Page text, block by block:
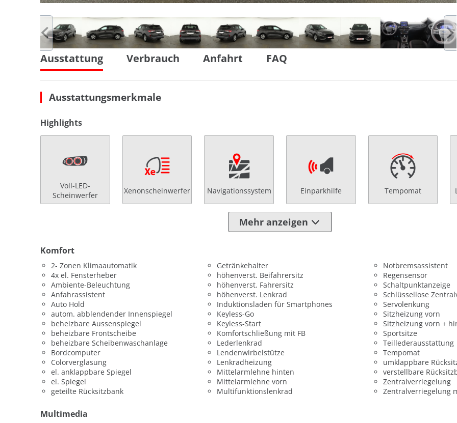
Ausstattung Verbrauch Anfahrt FAQ
Ausstattungsmerkmale
Highlights
Voll-LED-
Scheinwerfer
Xenonscheinwerfer Navigationssystem Einparkhilfe Tempomat
Mehr anzeigen
Komfort
2- Zonen Klimaautomatik
4x el. Fensterheber
Ambiente-Beleuchtung
Anfahrassistent
Auto Hold
autom. abblendender Innenspiegel
beheizbare Aussenspiegel
beheizbare Frontscheibe
beheizbare Scheibenwaschanlage
Bordcomputer
Colorverglasung
el. anklappbare Spiegel
el. Spiegel
geteilte Rücksitzbank
Getränkehalter
höhenverst. Beifahrersitz
höhenverst. Fahrersitz
höhenverst. Lenkrad
Induktionsladen für Smartphones
Keyless-Go
Keyless-Start
Komfortschließung mit FB
Lederlenkrad
Lendenwirbelstütze
Lenkradheizung
Mittelarmlehne hinten
Mittelarmlehne vorn
Multifunktionslenkrad
Notbremsassistent
Regensensor
Schaltpunktanzeige
Schlüssellose
Servolenkung
Sitzheizung vorn
Sitzheizung vorn +
Sportsitze
Teillederausstattung
Tempomat
umklappbare
verstellbare
Zentralverriegelung
Zentralverriegelung
Multimedia